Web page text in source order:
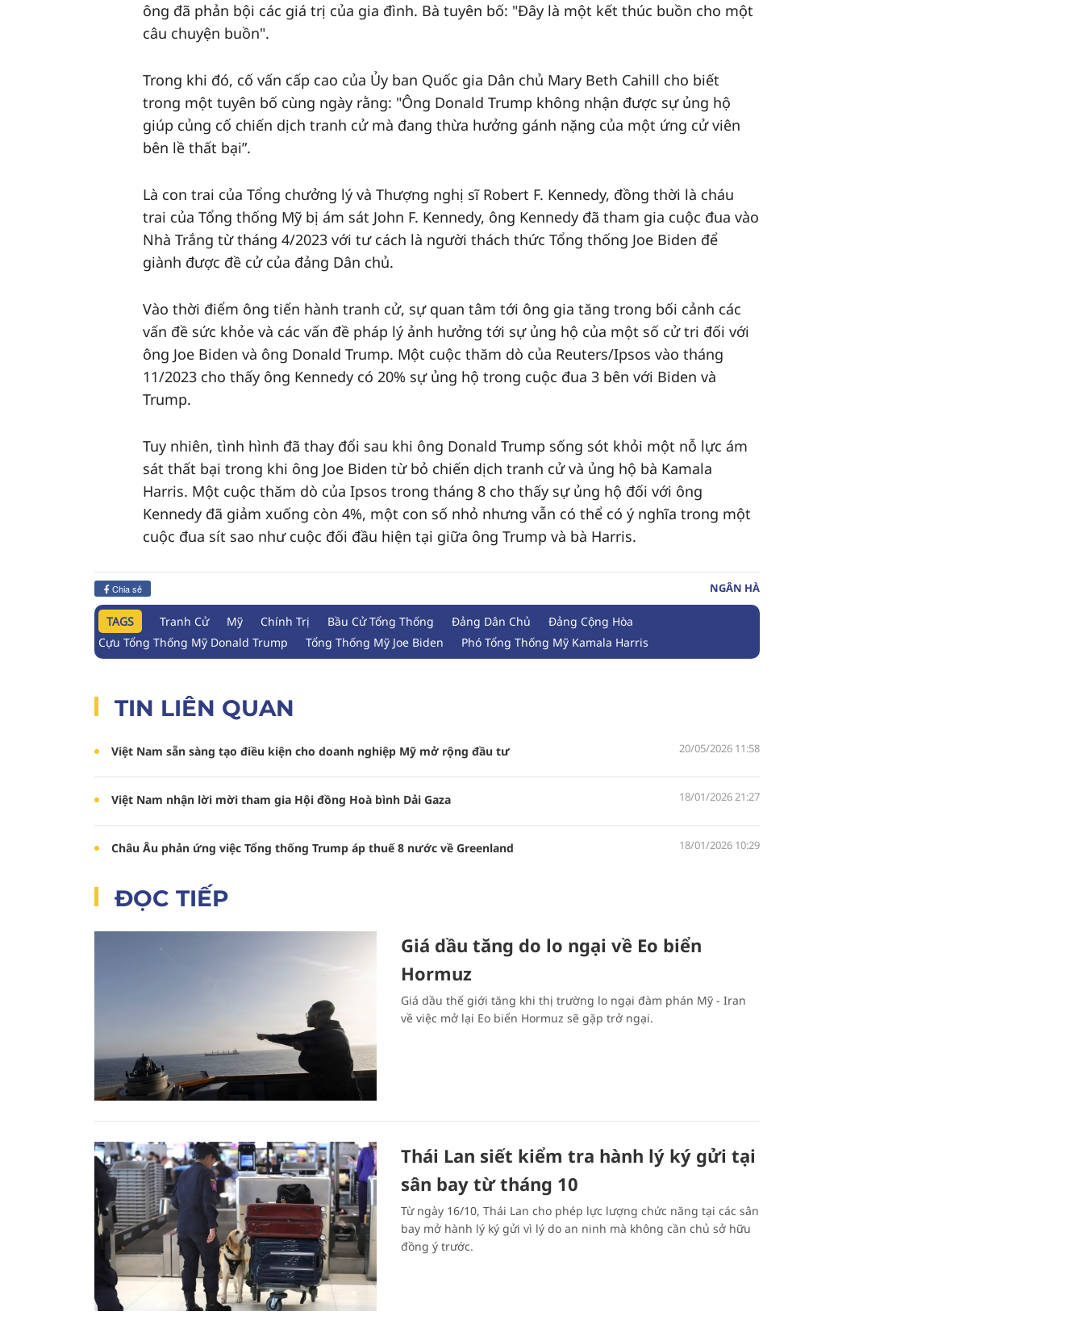
ông đã phản bội các giá trị của gia đình. Bà tuyên bố: "Đây là một kết thúc buồn cho một
câu chuyện buồn".
Trong khi đó, cố vấn cấp cao của Ủy ban Quốc gia Dân chủ Mary Beth Cahill cho biết
trong một tuyên bố cùng ngày rằng: "Ông Donald Trump không nhận được sự ủng hộ
giúp củng cố chiến dịch tranh cử mà đang thừa hưởng gánh nặng của một ứng cử viên
bên lề thất bại”.
Là con trai của Tổng chưởng lý và Thượng nghị sĩ Robert F. Kennedy, đồng thời là cháu
trai của Tổng thống Mỹ bị ám sát John F. Kennedy, ông Kennedy đã tham gia cuộc đua vào
Nhà Trắng từ tháng 4/2023 với tư cách là người thách thức Tổng thống Joe Biden để
giành được đề cử của đảng Dân chủ.
Vào thời điểm ông tiến hành tranh cử, sự quan tâm tới ông gia tăng trong bối cảnh các
vấn đề sức khỏe và các vấn đề pháp lý ảnh hưởng tới sự ủng hộ của một số cử tri đối với
ông Joe Biden và ông Donald Trump. Một cuộc thăm dò của Reuters/Ipsos vào tháng
11/2023 cho thấy ông Kennedy có 20% sự ủng hộ trong cuộc đua 3 bên với Biden và
Trump.
Tuy nhiên, tình hình đã thay đổi sau khi ông Donald Trump sống sót khỏi một nỗ lực ám
sát thất bại trong khi ông Joe Biden từ bỏ chiến dịch tranh cử và ủng hộ bà Kamala
Harris. Một cuộc thăm dò của Ipsos trong tháng 8 cho thấy sự ủng hộ đối với ông
Kennedy đã giảm xuống còn 4%, một con số nhỏ nhưng vẫn có thể có ý nghĩa trong một
cuộc đua sít sao như cuộc đối đầu hiện tại giữa ông Trump và bà Harris.
Chia sẻ NGÂN HÀ
TAGS Tranh Cử Mỹ Chính Trị Bầu Cử Tổng Thống Đảng Dân Chủ
Đảng Cộng Hòa
Cựu Tổng Thống Mỹ Donald Trump
Tổng Thống Mỹ Joe Biden Phó Tổng Thống Mỹ Kamala Harris
TIN LIÊN QUAN
Việt Nam sẵn sàng tạo điều kiện cho doanh nghiệp Mỹ mở rộng đầu tư 20/05/2026 11:58
Việt Nam nhận lời mời tham gia Hội đồng Hoà bình Dải Gaza 18/01/2026 21:27
Châu Âu phản ứng việc Tổng thống Trump áp thuế 8 nước về Greenland 18/01/2026 10:29
ĐỌC TIẾP
Giá dầu tăng do lo ngại về Eo biển
Hormuz
Giá dầu thế giới tăng khi thị trường lo ngại đàm phán Mỹ - Iran
về việc mở lại Eo biển Hormuz sẽ gặp trở ngại.
Thái Lan siết kiểm tra hành lý ký gửi tại
sân bay từ tháng 10
Từ ngày 16/10, Thái Lan cho phép lực lượng chức năng tại các sân
bay mở hành lý ký gửi vì lý do an ninh mà không cần chủ sở hữu
đồng ý trước.